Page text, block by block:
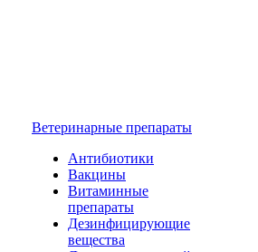
Ветеринарные препараты
Антибиотики
Вакцины
Витаминные
препараты
Дезинфицирующие
вещества